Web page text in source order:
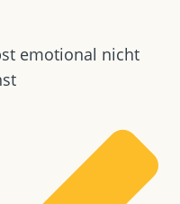
emotional nicht